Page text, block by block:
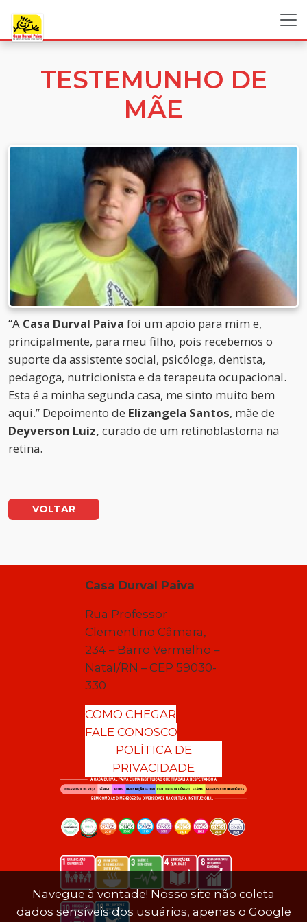
TESTEMUNHO DE
MÃE
“A Casa Durval Paiva foi um apoio para mim e,
principalmente, para meu filho, pois recebemos o
suporte da assistente social, psicóloga, dentista,
pedagoga, nutricionista e da terapeuta ocupacional.
Esta é a minha segunda casa, me sinto muito bem
aqui.” Depoimento de Elizangela Santos, mãe de
Deyverson Luiz, curado de um retinoblastoma na
retina.
VOLTAR
Casa Durval Paiva
Rua Professor
Clementino Câmara,
234 – Barro Vermelho –
Natal/RN – CEP 59030-
330
COMO CHEGAR
FALE CONOSCO
POLÍTICA DE
PRIVACIDADE
Navegue à vontade! Nosso site não coleta
dados sensíveis dos usuários, apenas o Google